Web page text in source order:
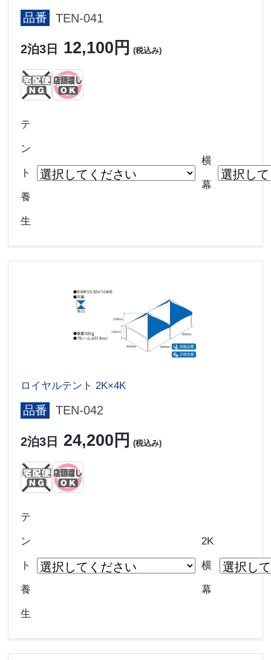
品番 TEN-041
2泊3日 12,100円 (税込み)
テ
ン
ト
養
生
横
幕
ロイヤルテント 2K×4K
品番 TEN-042
2泊3日 24,200円 (税込み)
テ
ン
ト
養
生
2K
横
幕